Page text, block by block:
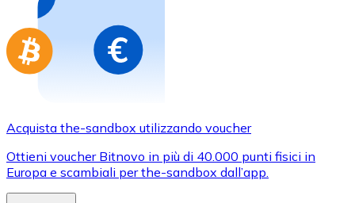
Acquista the-sandbox utilizzando voucher
Ottieni voucher Bitnovo in più di 40.000 punti fisici in
Europa e scambiali per the-sandbox dall’app.